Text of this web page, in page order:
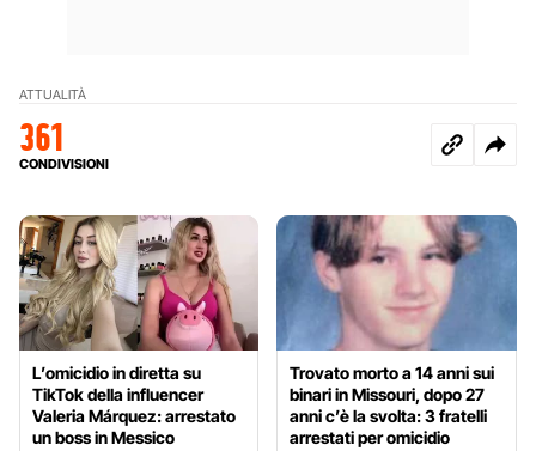
ATTUALITÀ
361
CONDIVISIONI
L’omicidio in diretta su
TikTok della influencer
Valeria Márquez: arrestato
un boss in Messico
Trovato morto a 14 anni sui
binari in Missouri, dopo 27
anni c’è la svolta: 3 fratelli
arrestati per omicidio